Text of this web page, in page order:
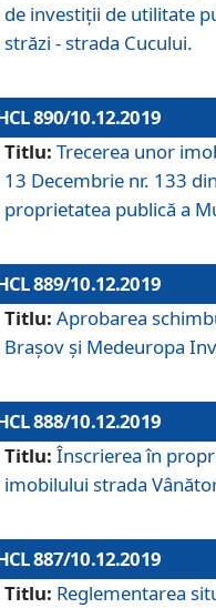
de investiții de utilitate
străzi - strada Cucului.
890/10.12.2019
Titlu: Trecerea unor
13 Decembrie nr. 133
proprietatea publică a
889/10.12.2019
Titlu: Aprobarea
Brașov și Medeuropa
888/10.12.2019
Titlu: Înscrierea în
imobilului strada
887/10.12.2019
Titlu: Reglementarea